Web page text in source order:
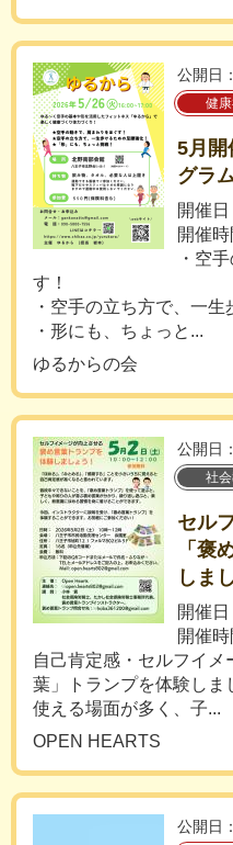
公開日
健
5月開
グラ
開催
開催
・空
す！
・空手の立ち方で、一生
・形にも、ちょっと...
ゆるからの会
公開日
社
セル
「褒
しま
開催
開催
自己肯定感・セルフイ
葉」トランプを体験しま
使える場面が多く、子...
OPEN HEARTS
公開日